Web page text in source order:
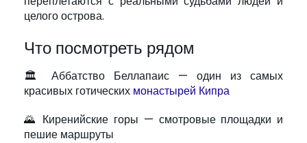
целого острова.
Что посмотреть рядом
🏛 Аббатство Беллапаис — один из самых
красивых готических монастырей Кипра
🌄 Киренийские горы — смотровые площадки и
пешие маршруты